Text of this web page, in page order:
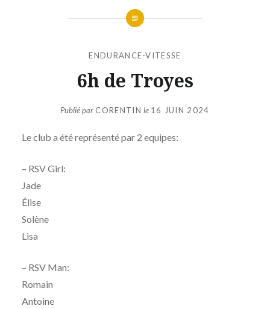
ENDURANCE-VITESSE
6h de Troyes
Publié par CORENTIN le 16 JUIN 2024
Le club a été représenté par 2 equipes:
– RSV Girl:
Jade
Élise
Solène
Lisa
– RSV Man:
Romain
Antoine